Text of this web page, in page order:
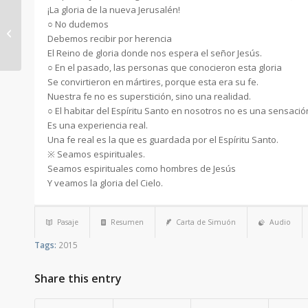
¡La gloria de la nueva Jerusalén!
○ No dudemos
Debemos recibir por herencia
El Reino de gloria donde nos espera el señor Jesús.
○ En el pasado, las personas que conocieron esta gloria
Se convirtieron en mártires, porque esta era su fe.
Nuestra fe no es superstición, sino una realidad.
○ El habitar del Espíritu Santo en nosotros no es una
Es una experiencia real.
Una fe real es la que es guardada por el Espíritu Santo.
※ Seamos espirituales.
Seamos espirituales como hombres de Jesús
Y veamos la gloria del Cielo.
Pasaje Resumen Carta de Simuón Audio
Tags: 2015
Share this entry
2015.05.31 – Pídale a